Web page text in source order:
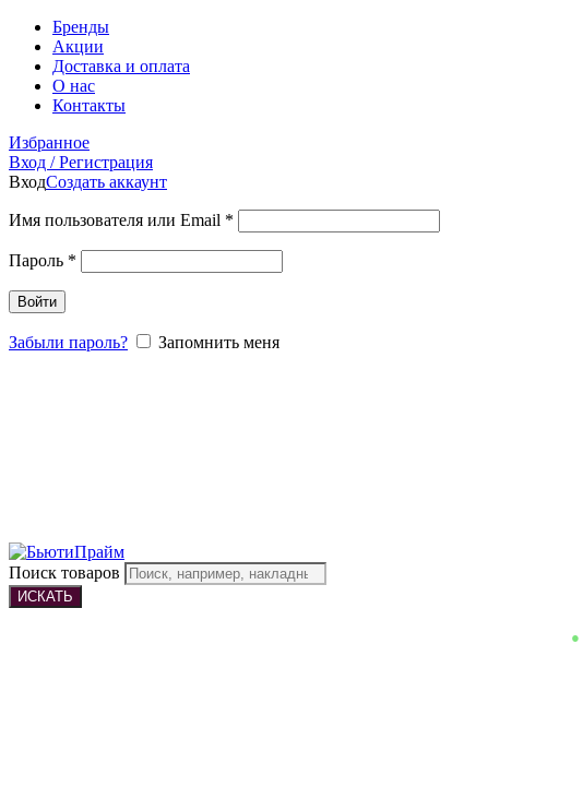
Бренды
Акции
Доставка и оплата
О нас
Контакты
Избранное
Вход / Регистрация
ВходСоздать аккаунт
Имя пользователя или Email *
Пароль *
Войти
Забыли пароль? Запомнить меня
Поиск товаров
ИСКАТЬ
●